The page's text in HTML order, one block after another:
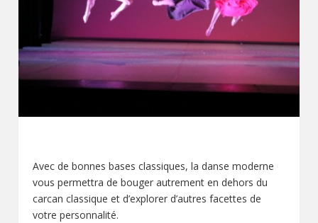
Avec de bonnes bases classiques, la danse moderne
vous permettra de bouger autrement en dehors du
carcan classique et d’explorer d’autres facettes de
votre personnalité.